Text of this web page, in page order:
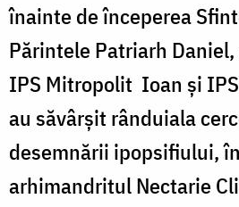
înainte de începerea
Părintele Patriarh
IPS Mitropolit Ioan și
au săvârșit rânduiala
desemnării ipopsifiului,
arhimandritul Nectarie